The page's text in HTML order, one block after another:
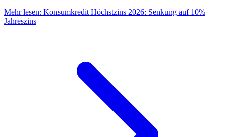
Mehr lesen: Konsumkredit Höchstzins 2026: Senkung auf 10%
Jahreszins